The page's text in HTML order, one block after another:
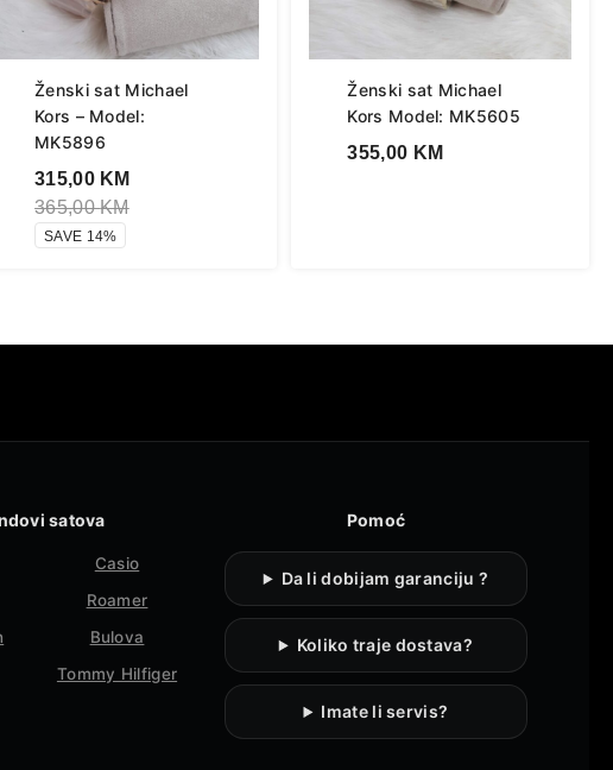
Ženski sat Michael
Kors – Model:
MK5896
315,00 KM
365,00KM
SAVE 14%
Ženski sat Michael
Kors Model: MK5605
355,00 KM
satova
Casio
Roamer
Bulova
Tommy Hilfiger
Pomoć
Da li dobijam garanciju ?
Koliko traje dostava?
Imate li servis?